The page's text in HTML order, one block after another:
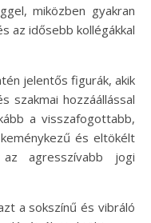
miközben gyakran
az idősebb kollégákkal
jelentős figurák, akik
szakmai hozzáállással
a visszafogottabb,
és eltökélt
agresszívabb jogi
a sokszínű és vibráló